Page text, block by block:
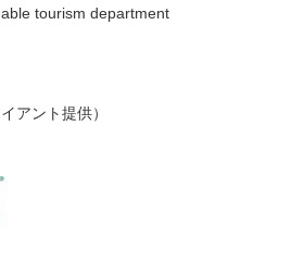
tourism department
アント提供）